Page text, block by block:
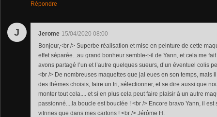
Répondre
J Jerome 15/04/2020 08:00
Bonjour,<br /> Superbe réalisation et mise en peinture de cette
effet séparée...au grand bonheur semble-t-il de Yann, et cela me
avons partagé l’un et l’autre quelques sueurs, d’un éventuel colis
<br /> De nombreuses maquettes que jai eues en son temps, mais
des thèmes choisis, faire un tri, sélectionner, et se dire aussi que
monter tout cela.... et si en plus cela peut faire plaisir à un autre
passionné....la boucle est bouclée ! <br /> Encore bravo Yann, il est
vitrines que dans mes cartons ! <br /> Jérôme H.